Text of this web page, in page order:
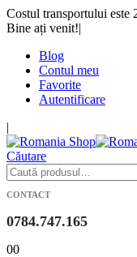
Costul transportului este
Bine ați venit!|
Blog
Contul meu
Favorite
Autentificare
|
Căutare
CONTACT
0784.747.165
00